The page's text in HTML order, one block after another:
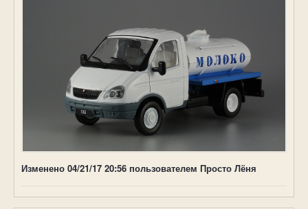
Изменено 04/21/17 20:56 пользователем Просто Лёня